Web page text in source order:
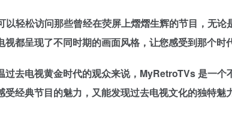
轻松访问那些曾经在荧屏上熠熠生辉的节目，无
都呈现了不同时期的画面风格，让您感受到那个时
过去电视黄金时代的观众来说，MyRetroTVs 是一
经典节目的魅力，又能发现过去电视文化的独特魅